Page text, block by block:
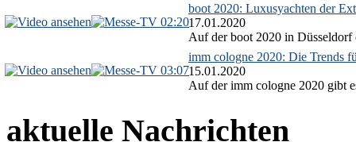
02:20
boot 2020: Luxusyachten der
17.01.2020
Auf der boot 2020 in Düsseldorf
03:07
imm cologne 2020: Die Trends
15.01.2020
Auf der imm cologne 2020 gibt
aktuelle Nachrichten